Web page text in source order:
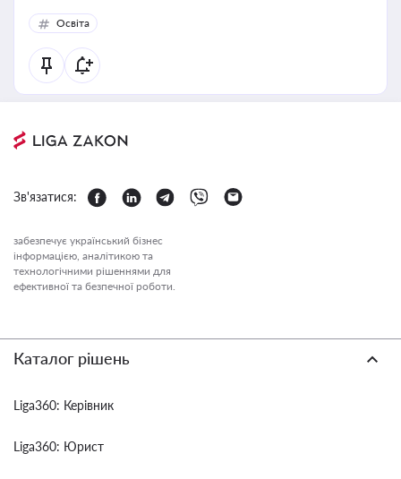
Освіта
Зв'язатися:
забезпечує український бізнес
інформацією, аналітикою та
технологічними рішеннями для
ефективної та безпечної роботи.
Каталог рішень
Liga360: Керівник
Liga360: Юрист